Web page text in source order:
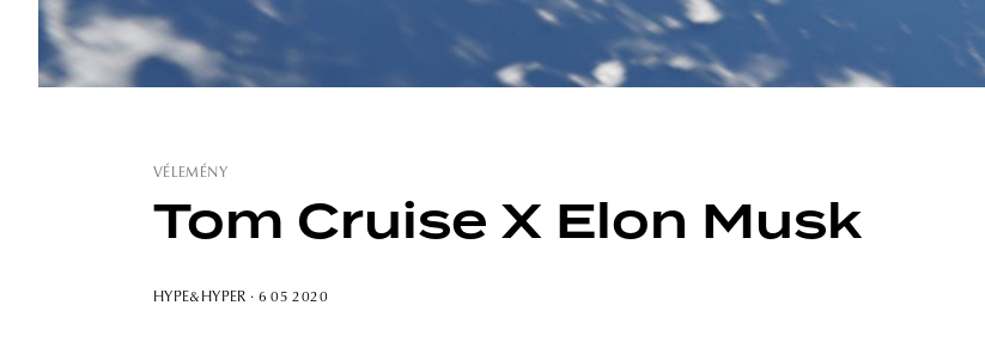
VÉLEMÉNY
Tom Cruise X Elon Musk
HYPE&HYPER · 6 05 2020